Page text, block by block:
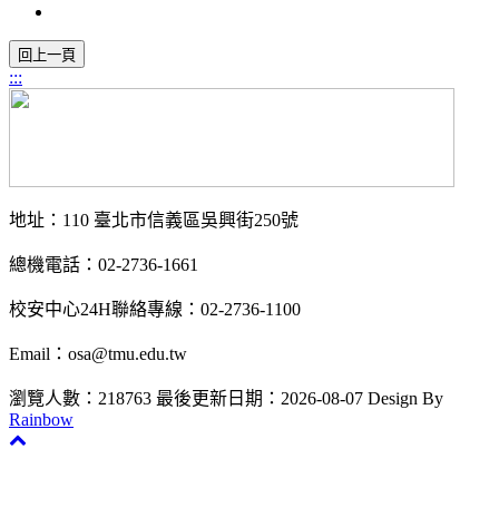
:::
地址：110 臺北市信義區吳興街250號
總機電話：02-2736-1661
校安中心24H聯絡專線：02-2736-1100
Email：osa@tmu.edu.tw
瀏覽人數：218763 最後更新日期：2026-08-07 Design By
Rainbow